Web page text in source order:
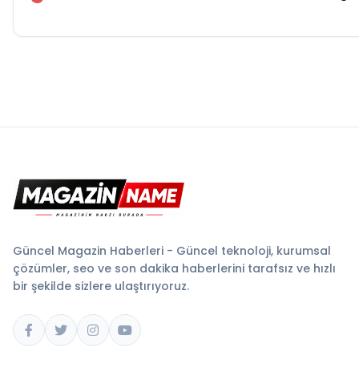
Güncel Magazin Haberleri - Güncel teknoloji, kurumsal
çözümler, seo ve son dakika haberlerini tarafsız ve hızlı
bir şekilde sizlere ulaştırıyoruz.